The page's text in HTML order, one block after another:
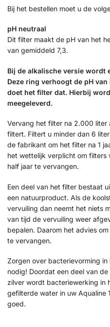
Bij het bestellen moet u de
pH neutraal
Dit filter maakt de pH van het
van gemiddeld 7,3.
Bij de alkalische versie wordt
Deze ring verhoogt de pH
doet het filter dat. Hierbij
meegeleverd.
Vervang het filter na 2.000 liter
filtert. Filtert u minder dan 6
de fabrikant om het filter na 1
het wettelijk verplicht om filters
half jaar te vervangen.
Een deel van het filter bestaat
een natuurproduct. Als de
vervuiling dan neemt het niets
van tijd de vervuiling weer
bepalen. Daarom het advies
te vervangen.
Zorgen over bacterievorming
nodig! Doordat een deel van
zilver wordt bacteriewerking in
gefilterde water in uw Aqualine
goed.